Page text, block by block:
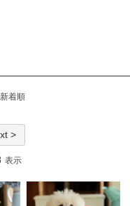
新着順
>
表示